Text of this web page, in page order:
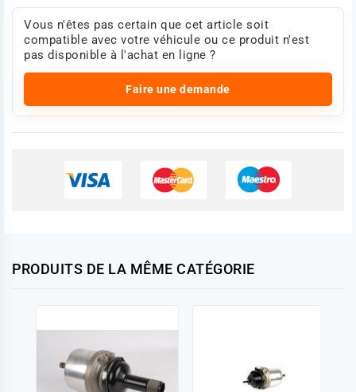
Vous n'êtes pas certain que cet article soit
compatible avec votre véhicule ou ce produit n'est
pas disponible à l'achat en ligne ?
Faire une demande
PRODUITS DE LA MÊME CATÉGORIE